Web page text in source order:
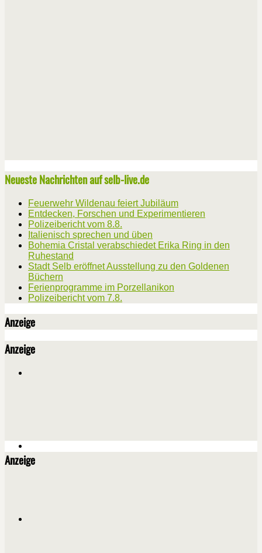
Neueste Nachrichten auf selb-live.de
Feuerwehr Wildenau feiert Jubiläum
Entdecken, Forschen und Experimentieren
Polizeibericht vom 8.8.
Italienisch sprechen und üben
Bohemia Cristal verabschiedet Erika Ring in den
Ruhestand
Stadt Selb eröffnet Ausstellung zu den Goldenen
Büchern
Ferienprogramme im Porzellanikon
Polizeibericht vom 7.8.
Anzeige
Anzeige
Anzeige